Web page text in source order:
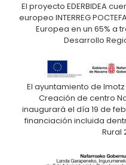
El proyecto EDERBIDEA
europeo INTERREG
Europea en un 65% a
Desarrollo
El ayuntamiento de
Creación de centro
inaugurará el día 19 de
financiación incluida
Rural